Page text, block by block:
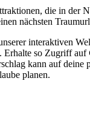
die in der
nächsten
interaktiven
Erhalte so Zugriff auf
kann auf
planen.